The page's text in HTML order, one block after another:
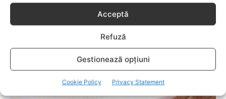
Acceptă
Refuză
Gestionează opțiuni
Cookie Policy Privacy Statement
PLANSUL
De ce plang copiii de la colici?